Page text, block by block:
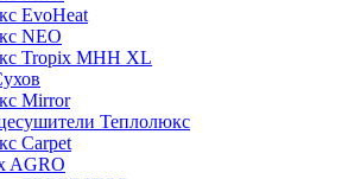
EvoHeat
NEO
Tropix МНН XL
Mirror
Теплолюкс
Carpet
AGRO